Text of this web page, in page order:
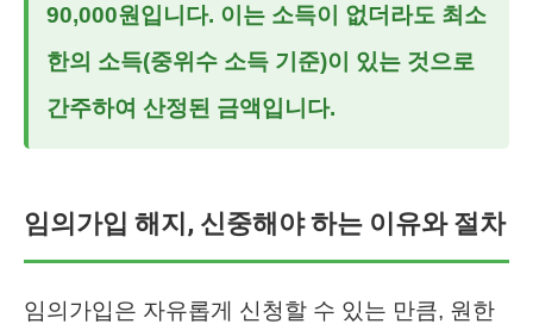
90,000원입니다. 이는 소득이 없더라도 최소
한의 소득(중위수 소득 기준)이 있는 것으로
간주하여 산정된 금액입니다.
임의가입 해지, 신중해야 하는 이유와 절차
임의가입은 자유롭게 신청할 수 있는 만큼, 원한